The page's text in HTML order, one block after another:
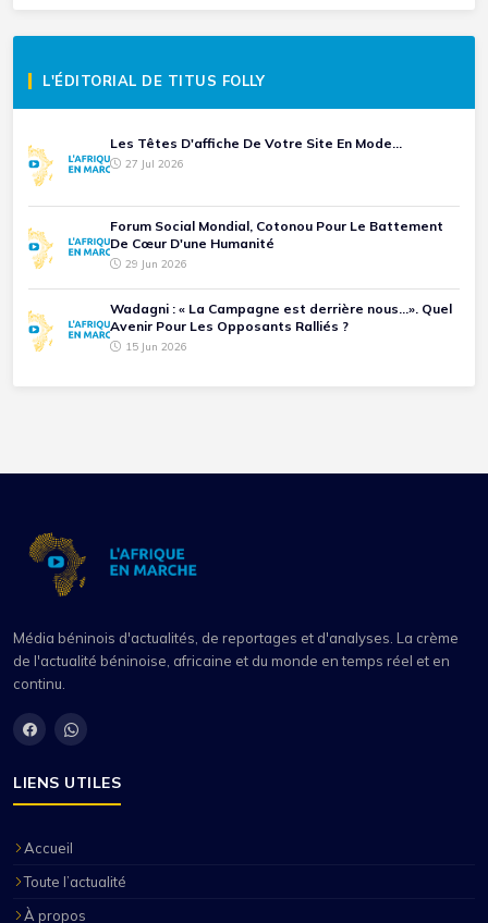
L'ÉDITORIAL DE TITUS FOLLY
Les Têtes D'affiche De Votre Site En Mode...
27 Jul 2026
Forum Social Mondial, Cotonou Pour Le Battement
De Cœur D'une Humanité
29 Jun 2026
Wadagni : « La Campagne est derrière nous...». Quel
Avenir Pour Les Opposants Ralliés ?
15 Jun 2026
Média béninois d'actualités, de reportages et d'analyses. La crème
de l'actualité béninoise, africaine et du monde en temps réel et en
continu.
LIENS UTILES
Accueil
Toute l’actualité
À propos